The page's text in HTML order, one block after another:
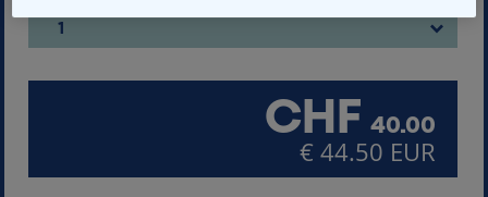
1
CHF 40.00
€ 44.50 EUR